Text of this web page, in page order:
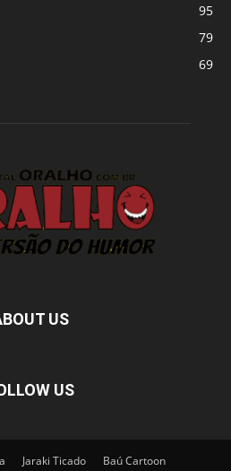
95
79
69
US
US
Jaraki Ticado Baú Cartoon